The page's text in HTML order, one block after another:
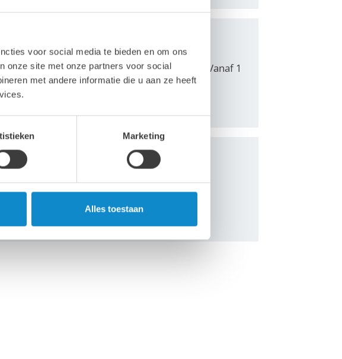
voor social media te bieden en om ons
onze site met onze partners voor social
met andere informatie die u aan ze heeft
Marketing
Alles toestaan
over
AS in Noorwegen overgenomen. Vanaf 1
en zal het…
hebben versterkt!